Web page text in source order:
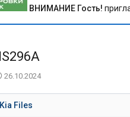
ВНИМАНИЕ Гость!
Д
т
а
26.10.2024
Files